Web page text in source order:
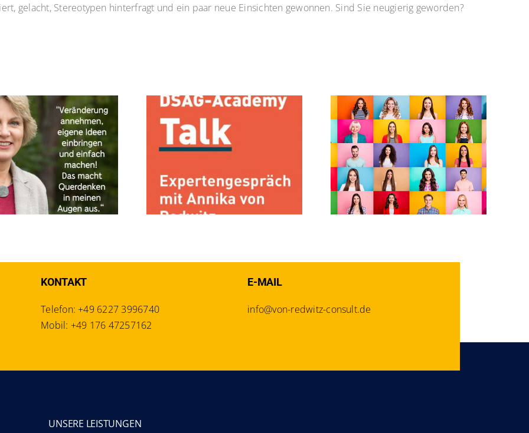
gelacht, Stereotypen hinterfragt und ein paar neue Einsichten gewonnen. Sind Sie neugierig geworden?
DSAG-Academy Podcast
Diversity
KONTAKT
Telefon: +49 6227 3996740
Mobil: +49 176 47257162
E-MAIL
info@von-redwitz-consult.de
UNSERE LEISTUNGEN